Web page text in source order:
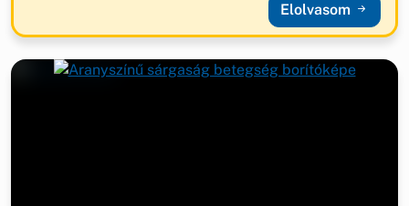
Elolvasom